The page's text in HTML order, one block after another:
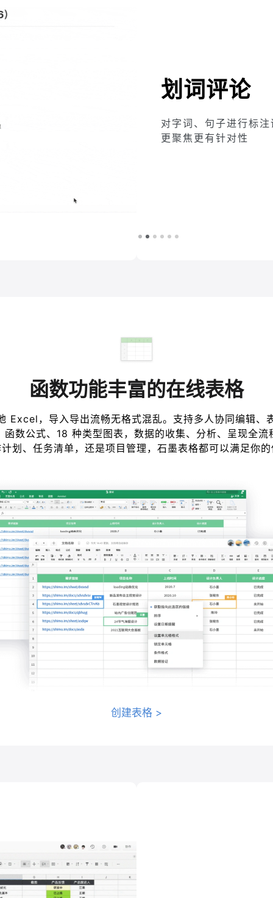
评论，沟通
函数功能丰富的在线表格
Excel，导入导出流畅无格式混乱。支持多人协同编辑、
数公式、18 种类型图表，数据的收集、分析、呈现全流
划、任务清单，还是项目管理，石墨表格都可以满足你
创建表格 >